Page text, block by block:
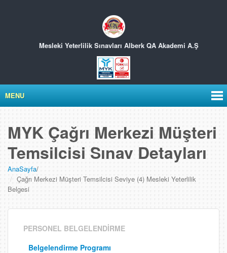
Mesleki Yeterlilik Sınavları Alberk QA Akademi A.Ş
MENU
MYK Çağrı Merkezi Müşteri
Temsilcisi Sınav Detayları
AnaSayfa/
Çağrı Merkezi Müşteri Temsilcisi Seviye (4) Mesleki Yeterlilik
Belgesi
PERSONEL BELGELENDİRME
Belgelendirme Programı